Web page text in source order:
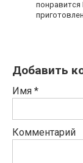
Добавить
Имя *
Комментарий